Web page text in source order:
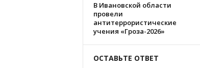
В Ивановской области
провели
антитеррористические
учения «Гроза-2026»
ОСТАВЬТЕ ОТВЕТ